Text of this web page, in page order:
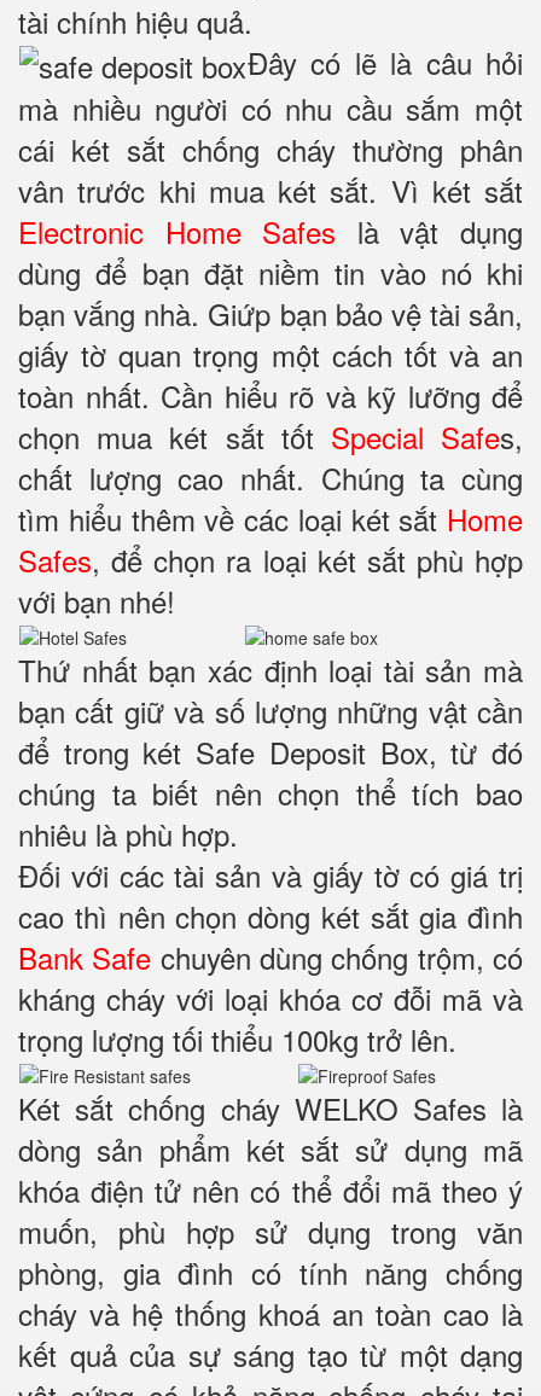
tài chính hiệu quả.
Đây có lẽ là câu hỏi
mà nhiều người có nhu cầu sắm một
cái két sắt chống cháy thường phân
vân trước khi mua két sắt. Vì két sắt
Electronic Home Safes là vật dụng
dùng để bạn đặt niềm tin vào nó khi
bạn vắng nhà. Giứp bạn bảo vệ tài sản,
giấy tờ quan trọng một cách tốt và an
toàn nhất. Cần hiểu rõ và kỹ lưỡng để
chọn mua két sắt tốt Special Safes,
chất lượng cao nhất. Chúng ta cùng
tìm hiểu thêm về các loại két sắt Home
Safes, để chọn ra loại két sắt phù hợp
với bạn nhé!
Thứ nhất bạn xác định loại tài sản mà
bạn cất giữ và số lượng những vật cần
để trong két Safe Deposit Box, từ đó
chúng ta biết nên chọn thể tích bao
nhiêu là phù hợp.
Đối với các tài sản và giấy tờ có giá trị
cao thì nên chọn dòng két sắt gia đình
Bank Safe chuyên dùng chống trộm, có
kháng cháy với loại khóa cơ đỗi mã và
trọng lượng tối thiểu 100kg trở lên.
Két sắt chống cháy WELKO Safes là
dòng sản phẩm két sắt sử dụng mã
khóa điện tử nên có thể đổi mã theo ý
muốn, phù hợp sử dụng trong văn
phòng, gia đình có tính năng chống
cháy và hệ thống khoá an toàn cao là
kết quả của sự sáng tạo từ một dạng